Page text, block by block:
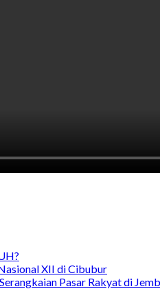
XII di Cibubur
Pasar Rakyat di